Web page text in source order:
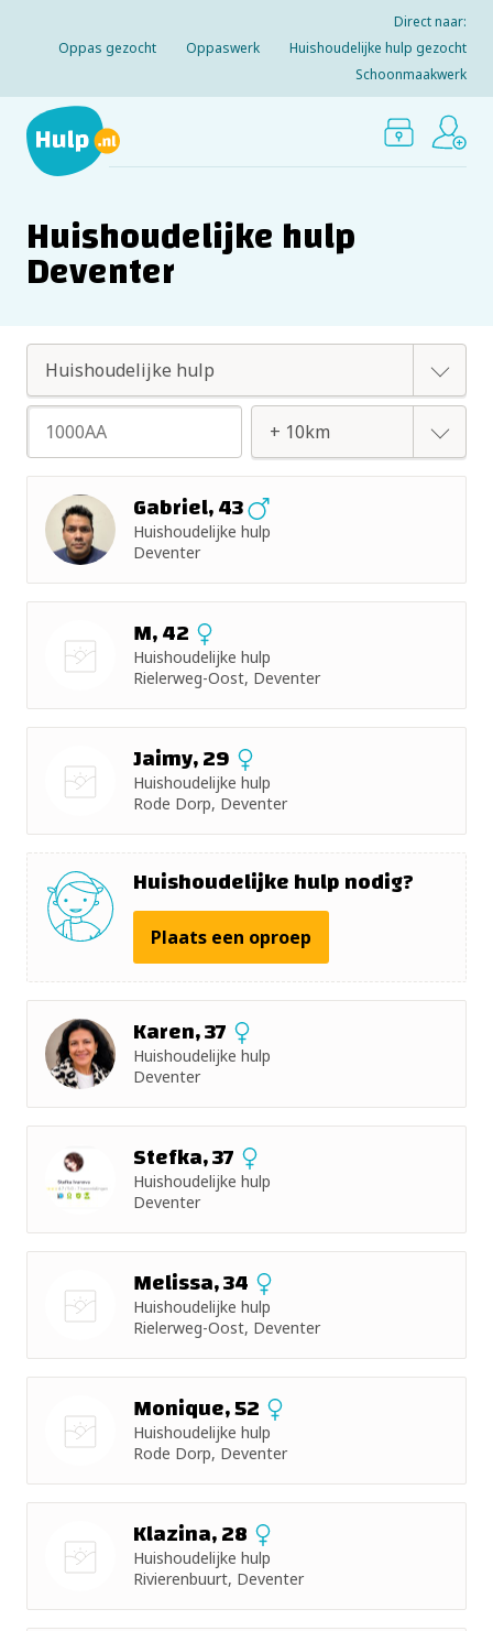
Direct naar:
Oppas gezocht
Oppaswerk
Huishoudelijke hulp gezocht
Schoonmaakwerk
Huishoudelijke hulp
Deventer
Oppas
Huishoudelijke hulp + 2km
+ 10km
Gabriel, 43
Huishoudelijke hulp
Deventer
M, 42
Huishoudelijke hulp
Rielerweg-Oost, Deventer
Jaimy, 29
Huishoudelijke hulp
Rode Dorp, Deventer
Huishoudelijke hulp nodig?
Plaats een oproep
Karen, 37
Huishoudelijke hulp
Deventer
Stefka, 37
Huishoudelijke hulp
Deventer
Melissa, 34
Huishoudelijke hulp
Rielerweg-Oost, Deventer
Monique, 52
Huishoudelijke hulp
Rode Dorp, Deventer
Klazina, 28
Huishoudelijke hulp
Rivierenbuurt, Deventer